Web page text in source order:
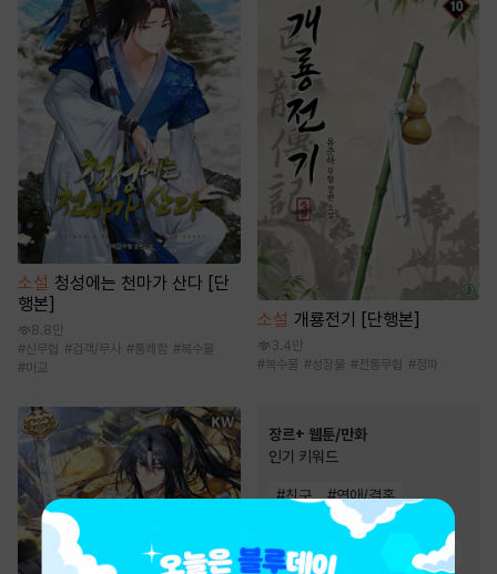
소설 청성에는 천마가 산다 [단
행본]
8.8만
#신무협 #검객/무사 #통쾌함 #복수물
#마교
소설 개룡전기 [단행본]
3.4만
#복수물 #성장물 #전통무협 #정파
장르+ 웹툰/만화
인기 키워드
#친구 #연애/결혼
인외존재 #현대물
#초능력
동양풍